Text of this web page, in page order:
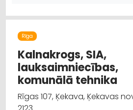
Rīga
Kalnakrogs, SIA,
lauksaimniecības,
komunālā tehnika
Rīgas 107, Ķekava, Ķekavas